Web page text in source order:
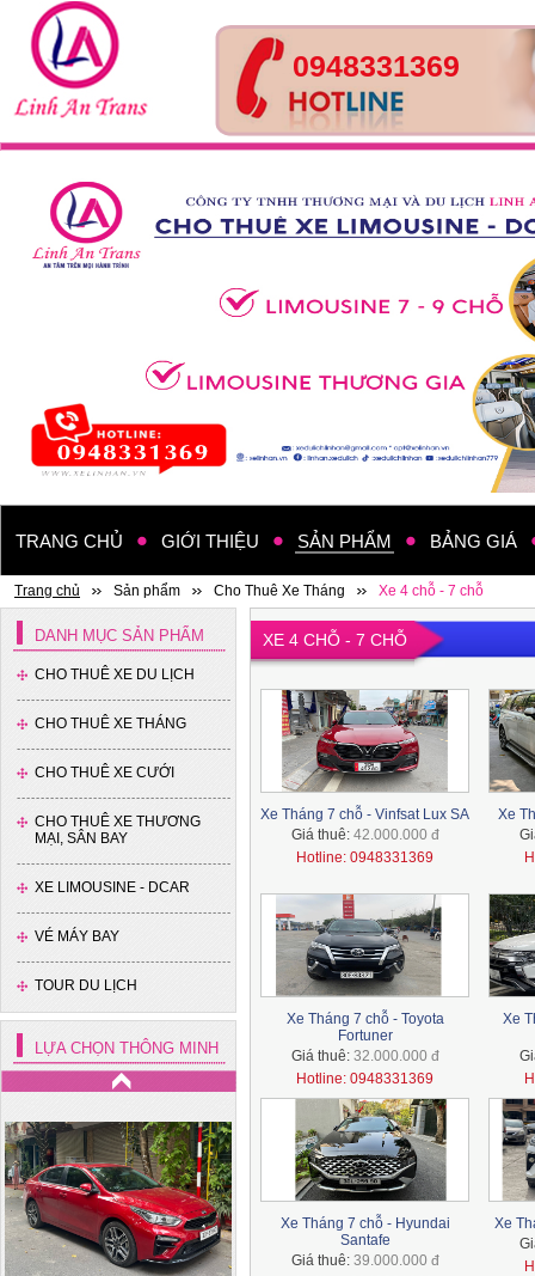
0948331369
TRANG CHỦ GIỚI THIỆU SẢN PHẨM BẢNG GIÁ
Trang chủ Sản phẩm Cho Thuê Xe Tháng Xe 4 chỗ - 7 chỗ
DANH MỤC SẢN PHẨM
CHO THUÊ XE DU LỊCH
CHO THUÊ XE THÁNG
CHO THUÊ XE CƯỚI
CHO THUÊ XE THƯƠNG
MẠI, SÂN BAY
XE LIMOUSINE - DCAR
VÉ MÁY BAY
TOUR DU LỊCH
LỰA CHỌN THÔNG MINH
Tour Huế- Đà Nẵng – Hội
An – 4 ngày 3 đêm
Xe 16 chỗ - Hyundai Solati
XE 4 CHỖ - 7 CHỖ
Xe Tháng 7 chỗ - Vinfsat Lux SA
Giá thuê: 42.000.000 đ
Hotline: 0948331369
Xe
Xe Tháng 7 chỗ - Toyota
Fortuner
Giá thuê: 32.000.000 đ
Hotline: 0948331369
Xe
Xe Tháng 7 chỗ - Hyundai
Santafe
Giá thuê: 39.000.000 đ
Xe